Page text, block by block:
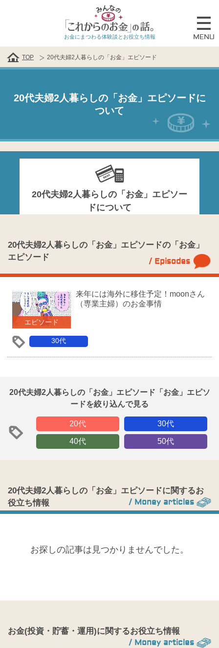
お金にまつわる体験談とお役立ち情報 MENU
TOP 20代夫婦2人暮らしの「お金」エピソード
20代夫婦2人暮らしの「お金」エピソードに
ついて
20代夫婦2人暮らしの「お金」エピソー
ドについて
20代夫婦2人暮らしの「お金」エピソードの「お金」
エピソード
/ Episodes
エピソード
来年には海外に移住予定！moonさん
（専業主婦）のお金事情
30代
20代夫婦2人暮らしの「お金」エピソード「お金」エピソ
ードを絞り込んで見る
20代 30代
40代 50代
20代夫婦2人暮らしの「お金」エピソードに関するお
役立ち情報
/ Money articles
お探しの記事は見つかりませんでした。
お金(投資・貯蓄・運用)に関するお役立ち情報
/ Money articles